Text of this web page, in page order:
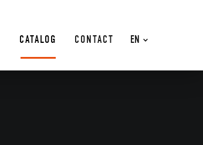
EN
CATALOG CONTACT